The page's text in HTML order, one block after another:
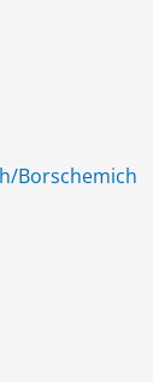
Borschemich